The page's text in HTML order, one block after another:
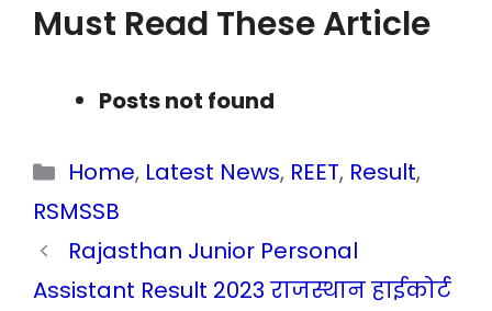
Must Read These Article
Posts not found
Categories
Home, Latest News, REET, Result,
RSMSSB
Rajasthan Junior Personal
Assistant Result 2023 राजस्थान हाईकोर्ट